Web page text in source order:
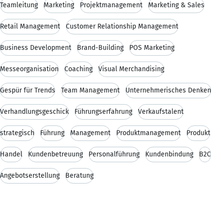
Teamleitung Marketing Projektmanagement Marketing & Sales
Retail Management Customer Relationship Management
Business Development Brand-Building POS Marketing
Messeorganisation Coaching Visual Merchandising
Gespür für Trends Team Management Unternehmerisches Denken
Verhandlungsgeschick Führungserfahrung Verkaufstalent
strategisch Führung Management Produktmanagement Produkt
Handel Kundenbetreuung Personalführung Kundenbindung B2C
Angebotserstellung Beratung